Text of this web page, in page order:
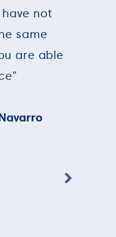
not
same
are able